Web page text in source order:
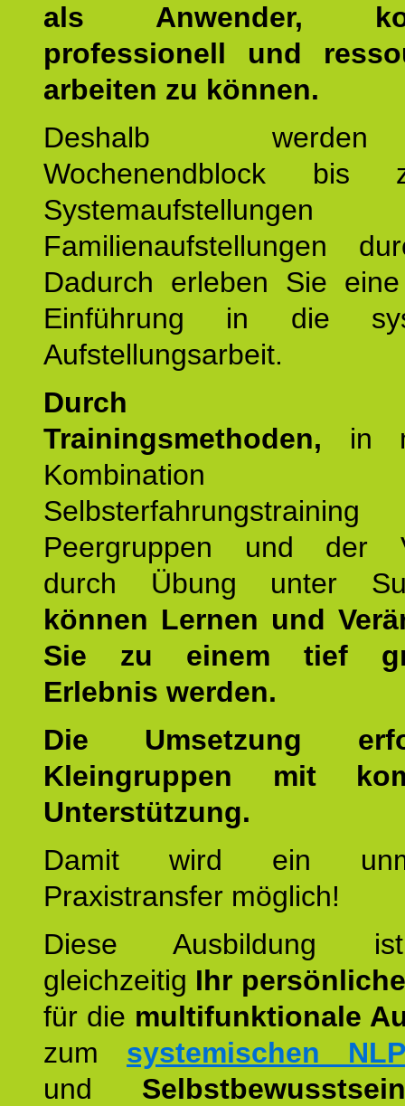
als Anwender,
professionell und
arbeiten zu können.
Deshalb
Wochenendblock bis
Familienaufstellungen
Dadurch erleben Sie
Einführung in die
Aufstellungsarbeit.
Durch
Trainingsmethoden, in
Peergruppen und der
durch Übung unter
können Lernen und
Sie zu einem tief
Erlebnis werden.
Die Umsetzung
Kleingruppen mit
Unterstützung.
Damit wird ein
Praxistransfer möglich!
Diese Ausbildung
gleichzeitig Ihr
für die multifunktionale
zum systemischen
und